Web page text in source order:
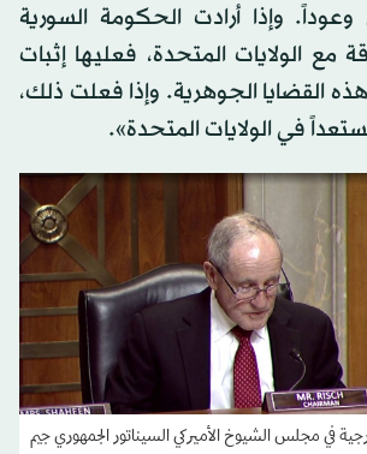
وإذا أرادت الحكومة السورية
مع الولايات المتحدة، فعليها إثبات
هذه القضايا الجوهرية. وإذا فعلت ذلك،
في الولايات المتحدة».
في مجلس الشيوخ الأميركي السيناتور الجمهوري جيم